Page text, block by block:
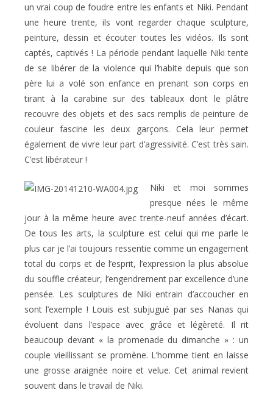
un vrai coup de foudre entre les enfants et Niki. Pendant
une heure trente, ils vont regarder chaque sculpture,
peinture, dessin et écouter toutes les vidéos. Ils sont
captés, captivés ! La période pendant laquelle Niki tente
de se libérer de la violence qui l’habite depuis que son
père lui a volé son enfance en prenant son corps en
tirant à la carabine sur des tableaux dont le plâtre
recouvre des objets et des sacs remplis de peinture de
couleur fascine les deux garçons. Cela leur permet
également de vivre leur part d’agressivité. C’est très sain.
C’est libérateur !
Niki et moi sommes
presque nées le même
jour à la même heure avec trente-neuf années d’écart.
De tous les arts, la sculpture est celui qui me parle le
plus car je l’ai toujours ressentie comme un engagement
total du corps et de l’esprit, l’expression la plus absolue
du souffle créateur, l’engendrement par excellence d’une
pensée. Les sculptures de Niki entrain d’accoucher en
sont l’exemple ! Louis est subjugué par ses Nanas qui
évoluent dans l’espace avec grâce et légèreté. Il rit
beaucoup devant « la promenade du dimanche » : un
couple vieillissant se promène. L’homme tient en laisse
une grosse araignée noire et velue. Cet animal revient
souvent dans le travail de Niki.